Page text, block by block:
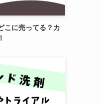
こに売ってる？カ